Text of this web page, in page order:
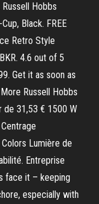
Hobbs
Black. FREE
Retro Style
4.6 out of 5
Get it as soon as
Russell Hobbs
de 31,53 € 1500 W
Lumière de
Entreprise
face it – keeping
especially with